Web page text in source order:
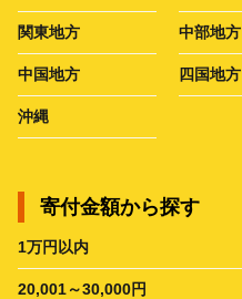
関東地方 中部地方
中国地方 四国地方
沖縄
寄付金額から探す
1万円以内
20,001～30,000円